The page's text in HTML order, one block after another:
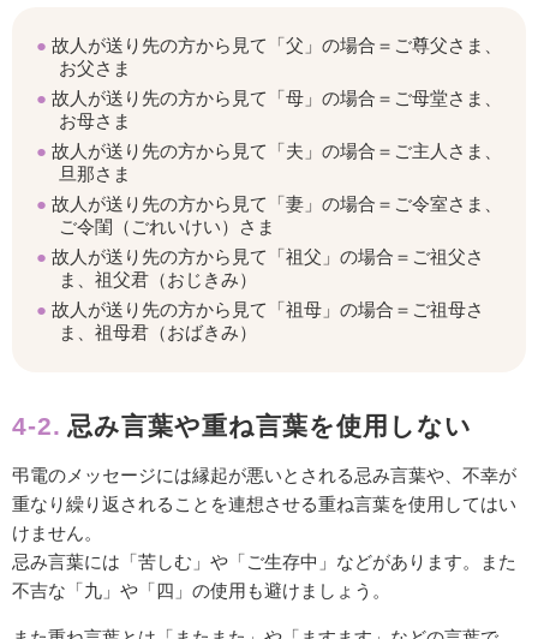
故人が送り先の方から見て「父」の場合＝ご尊父さま、
お父さま
故人が送り先の方から見て「母」の場合＝ご母堂さま、
お母さま
故人が送り先の方から見て「夫」の場合＝ご主人さま、
旦那さま
故人が送り先の方から見て「妻」の場合＝ご令室さま、
ご令閨（ごれいけい）さま
故人が送り先の方から見て「祖父」の場合＝ご祖父さ
ま、祖父君（おじきみ）
故人が送り先の方から見て「祖母」の場合＝ご祖母さ
ま、祖母君（おばきみ）
4-2. 忌み言葉や重ね言葉を使用しない
弔電のメッセージには縁起が悪いとされる忌み言葉や、不幸が
重なり繰り返されることを連想させる重ね言葉を使用してはい
けません。
忌み言葉には「苦しむ」や「ご生存中」などがあります。また
不吉な「九」や「四」の使用も避けましょう。